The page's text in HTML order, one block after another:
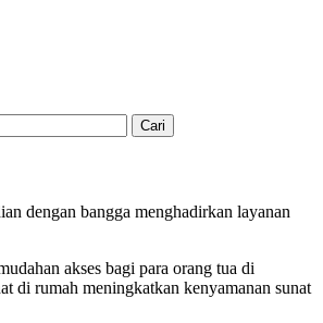
dengan bangga menghadirkan layanan
akses bagi para orang tua di
di rumah meningkatkan kenyamanan sunat